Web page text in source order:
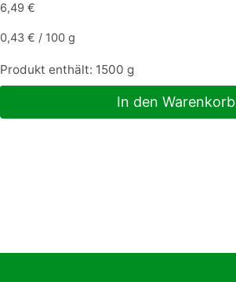
6,49 €
0,43 € / 100 g
Produkt enthält: 1500 g
In den Warenkorb